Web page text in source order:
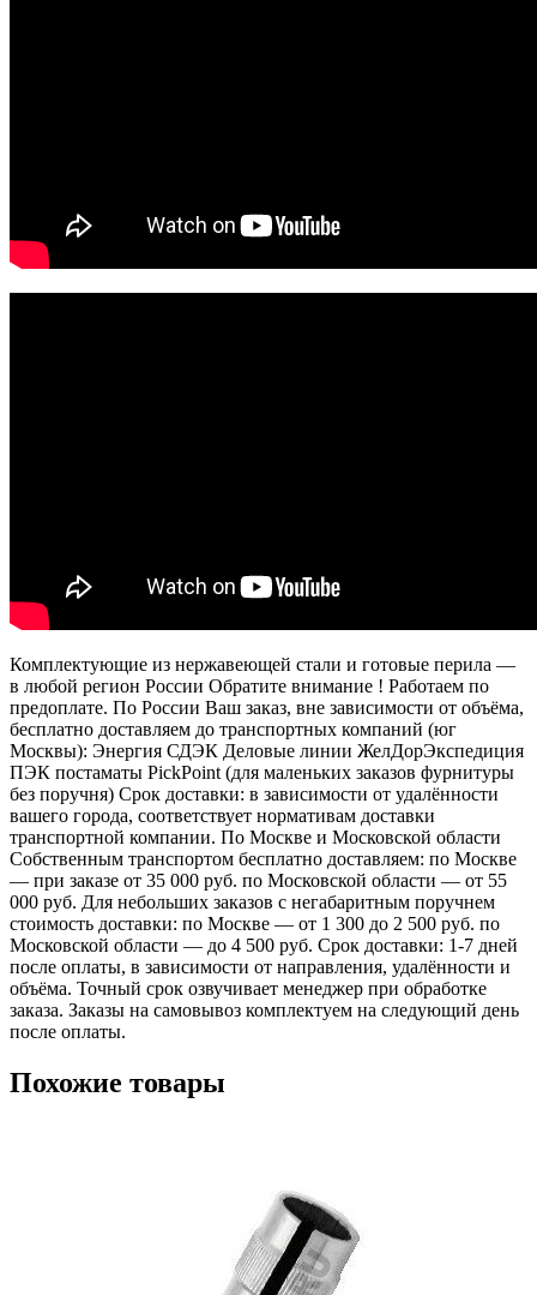
Комплектующие из нержавеющей стали и готовые перила —
в любой регион России Обратите внимание ! Работаем по
предоплате. По России Ваш заказ, вне зависимости от объёма,
бесплатно доставляем до транспортных компаний (юг
Москвы): Энергия СДЭК Деловые линии ЖелДорЭкспедиция
ПЭК постаматы PickPoint (для маленьких заказов фурнитуры
без поручня) Срок доставки: в зависимости от удалённости
вашего города, соответствует нормативам доставки
транспортной компании. По Москве и Московской области
Собственным транспортом бесплатно доставляем: по Москве
— при заказе от 35 000 руб. по Московской области — от 55
000 руб. Для небольших заказов с негабаритным поручнем
стоимость доставки: по Москве — от 1 300 до 2 500 руб. по
Московской области — до 4 500 руб. Срок доставки: 1-7 дней
после оплаты, в зависимости от направления, удалённости и
объёма. Точный срок озвучивает менеджер при обработке
заказа. Заказы на самовывоз комплектуем на следующий день
после оплаты.
Похожие товары